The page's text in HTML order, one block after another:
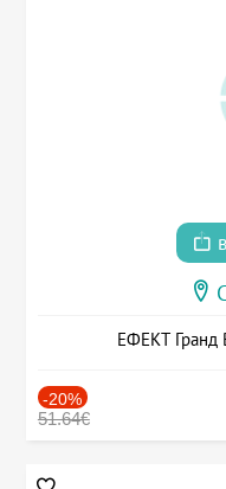
ЕФЕКТ Гранд
-20%
51.64€